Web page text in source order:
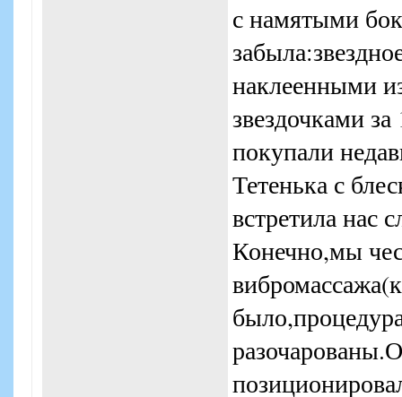
с намятыми
наклеенными
звездочками
покупали
Тетенька с
встретила нас
Конечно,мы